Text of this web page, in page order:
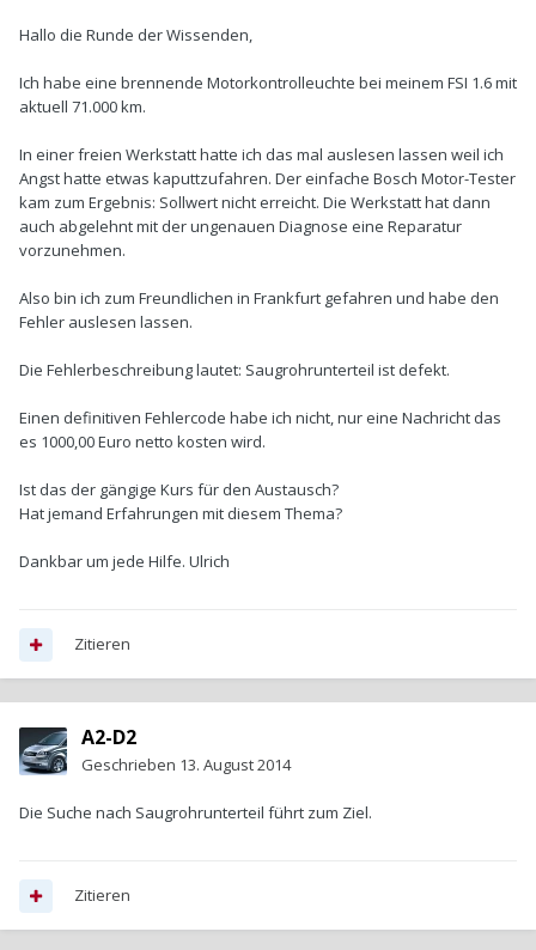
Hallo die Runde der Wissenden,
Ich habe eine brennende Motorkontrolleuchte bei meinem FSI 1.6 mit
aktuell 71.000 km.
In einer freien Werkstatt hatte ich das mal auslesen lassen weil ich
Angst hatte etwas kaputtzufahren. Der einfache Bosch Motor-Tester
kam zum Ergebnis: Sollwert nicht erreicht. Die Werkstatt hat dann
auch abgelehnt mit der ungenauen Diagnose eine Reparatur
vorzunehmen.
Also bin ich zum Freundlichen in Frankfurt gefahren und habe den
Fehler auslesen lassen.
Die Fehlerbeschreibung lautet: Saugrohrunterteil ist defekt.
Einen definitiven Fehlercode habe ich nicht, nur eine Nachricht das
es 1000,00 Euro netto kosten wird.
Ist das der gängige Kurs für den Austausch?
Hat jemand Erfahrungen mit diesem Thema?
Dankbar um jede Hilfe. Ulrich
Zitieren
A2-D2
Geschrieben 13. August 2014
Die Suche nach Saugrohrunterteil führt zum Ziel.
Zitieren